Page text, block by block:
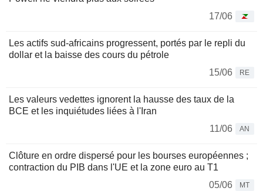
17/06
Les actifs sud-africains progressent, portés par le repli du
dollar et la baisse des cours du pétrole
15/06
RE
Les valeurs vedettes ignorent la hausse des taux de la
BCE et les inquiétudes liées à l'Iran
11/06
AN
Clôture en ordre dispersé pour les bourses européennes ;
contraction du PIB dans l'UE et la zone euro au T1
05/06
MT